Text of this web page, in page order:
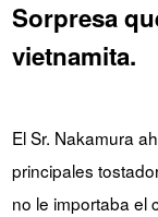
Sorpresa
vietnamita.
El Sr. Nakamura
principales
no le importaba el